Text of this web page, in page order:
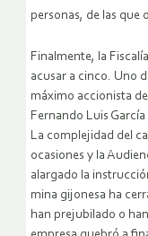
personas, de las
Finalmente, la
acusar a cinco. Uno
máximo accionista
Fernando Luis
La complejidad del
ocasiones y la
alargado la
mina gijonesa ha
han prejubilado o